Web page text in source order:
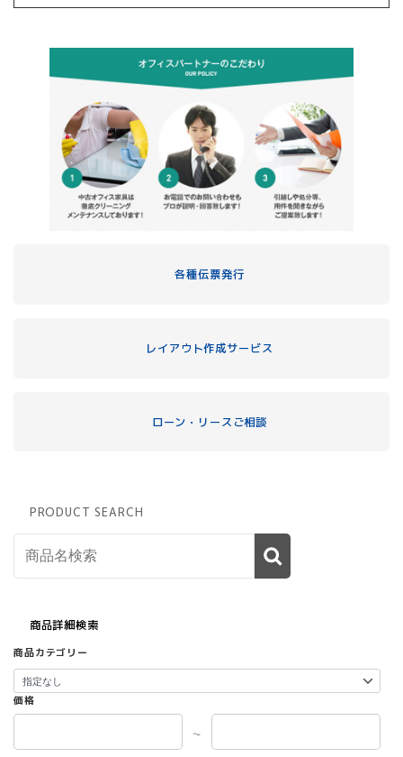
各種伝票発行
レイアウト作成サービス
ローン・リースご相談
PRODUCT SEARCH
商品詳細検索
商品カテゴリー
価格
～